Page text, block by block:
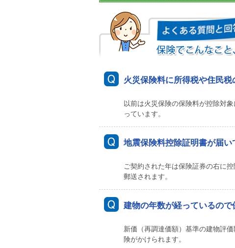
火災保険料に所得税や住民税
以前は火災保険の保険料が控除対
っています。
地震保険料控除証明書が届い
ご契約された年は保険証券の右に
郵送されます。
建物の年数が経っているの
新価（再調達価額）基準の建物評
険がかけられます。